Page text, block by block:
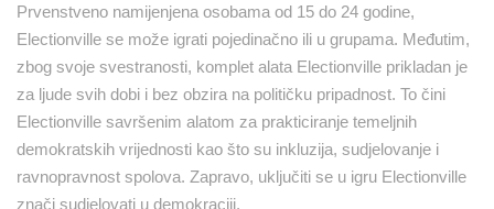
Prvenstveno namijenjena osobama od 15 do 24 godine,
Electionville se može igrati pojedinačno ili u grupama. Međutim,
zbog svoje svestranosti, komplet alata Electionville prikladan je
za ljude svih dobi i bez obzira na političku pripadnost. To čini
Electionville savršenim alatom za prakticiranje temeljnih
demokratskih vrijednosti kao što su inkluzija, sudjelovanje i
ravnopravnost spolova. Zapravo, uključiti se u igru ​​Electionville
znači sudjelovati u demokraciji.